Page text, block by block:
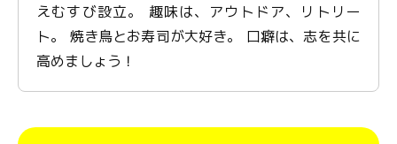
えむすび設立。 趣味は、アウトドア、リトリー
ト。 焼き鳥とお寿司が大好き。 口癖は、志を共に
高めましょう！